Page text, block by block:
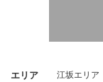
エリア 江坂エリア